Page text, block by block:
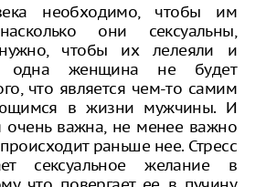
необходимо, чтобы им
они сексуальны,
чтобы их лелеяли и
одна женщина не будет
что является чем-то самим
в жизни мужчины. И
очень важна, не менее важно
раньше нее. Стресс
сексуальное желание в